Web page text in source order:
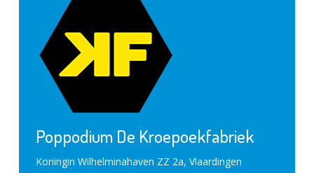
Poppodium De Kroepoekfabriek
Koningin Wilhelminahaven ZZ 2a, Vlaardingen